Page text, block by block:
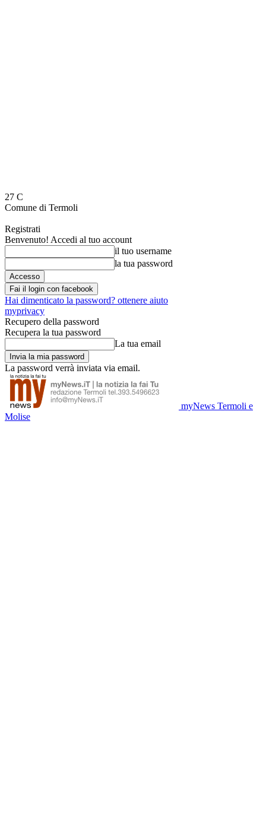
27 C
Comune di Termoli
Registrati
Benvenuto! Accedi al tuo account
il tuo username
la tua password
Fai il login con facebook
Hai dimenticato la password? ottenere aiuto
myprivacy
Recupero della password
Recupera la tua password
La tua email
La password verrà inviata via email.
myNews Termoli e
Molise